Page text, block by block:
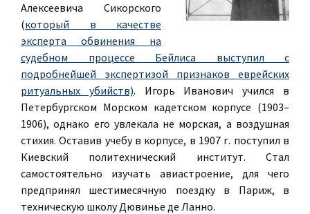
Алексеевича Сикорского
(который в качестве
эксперта обвинения на
судебном процессе Бейлиса выступил с
подробнейшей экспертизой признаков еврейских
ритуальных убийств). Игорь Иванович учился в
Петербургском Морском кадетском корпусе (1903–
1906), однако его увлекала не морская, а воздушная
стихия. Оставив учебу в корпусе, в 1907 г. поступил в
Киевский политехнический институт. Стал
самостоятельно изучать авиастроение, для чего
предпринял шестимесячную поездку в Париж, в
техническую школу Дювинье де Ланно.